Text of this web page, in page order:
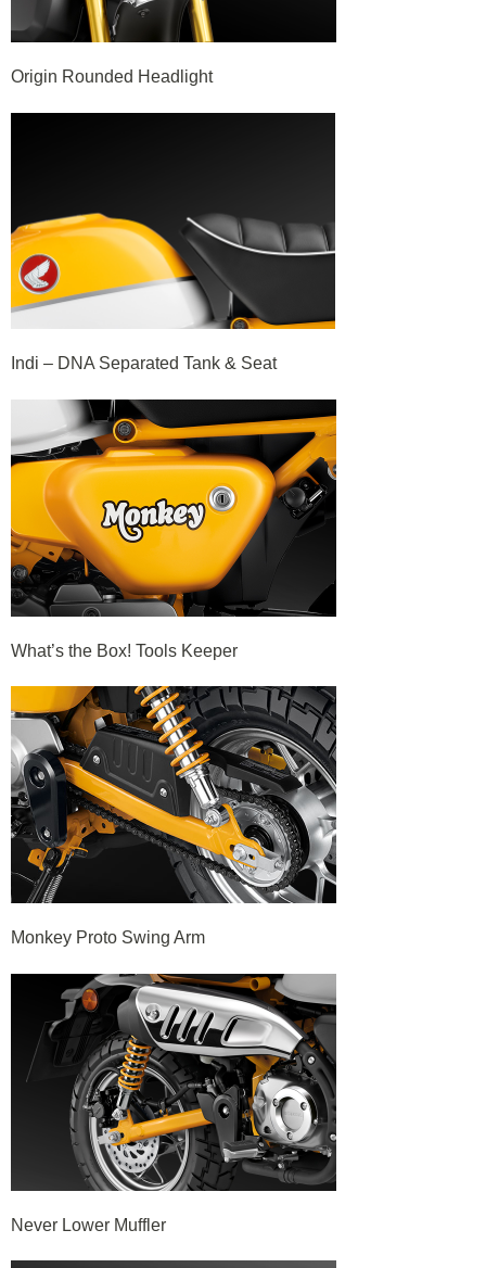
Origin Rounded Headlight
Indi – DNA Separated Tank & Seat
What’s the Box! Tools Keeper
Monkey Proto Swing Arm
Never Lower Muffler